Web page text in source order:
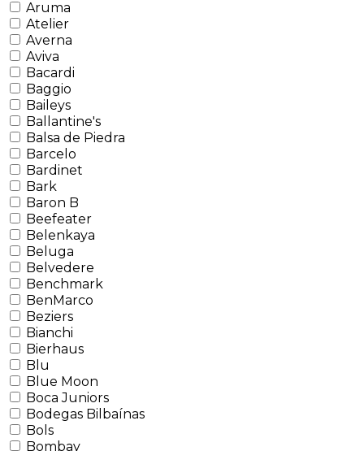
Aruma
Atelier
Averna
Aviva
Bacardi
Baggio
Baileys
Ballantine's
Balsa de Piedra
Barcelo
Bardinet
Bark
Baron B
Beefeater
Belenkaya
Beluga
Belvedere
Benchmark
BenMarco
Beziers
Bianchi
Bierhaus
Blu
Blue Moon
Boca Juniors
Bodegas Bilbaínas
Bols
Bombay